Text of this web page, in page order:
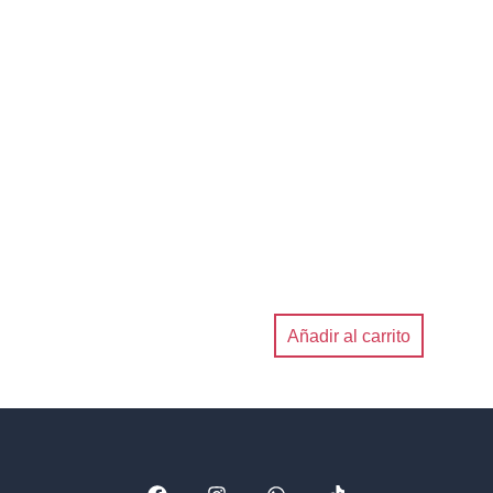
Añadir al carrito
F
I
W
T